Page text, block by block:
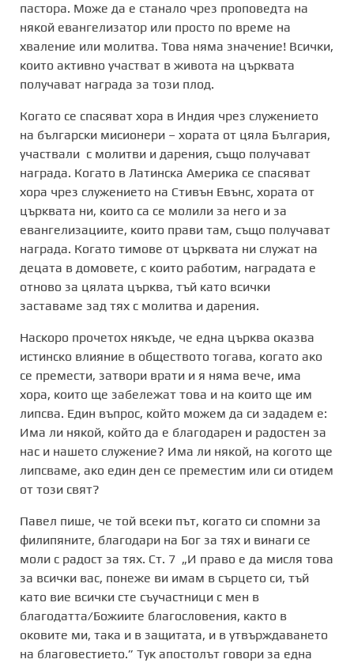
пастора. Може да е станало чрез проповедта на
някой евангелизатор или просто по време на
хваление или молитва. Това няма значение! Всички,
които активно участват в живота на църквата
получават награда за този плод.
Когато се спасяват хора в Индия чрез служението
на български мисионери – хората от цяла България,
участвали с молитви и дарения, също получават
награда. Когато в Латинска Америка се спасяват
хора чрез служението на Стивън Евънс, хората от
църквата ни, които са се молили за него и за
евангелизациите, които прави там, също получават
награда. Когато тимове от църквата ни служат на
децата в домовете, с които работим, наградата е
отново за цялата църква, тъй като всички
заставаме зад тях с молитва и дарения.
Наскоро прочетох някъде, че една църква оказва
истинско влияние в обществото тогава, когато ако
се премести, затвори врати и я няма вече, има
хора, които ще забележат това и на които ще им
липсва. Един въпрос, който можем да си зададем е:
Има ли някой, който да е благодарен и радостен за
нас и нашето служение? Има ли някой, на когото ще
липсваме, ако един ден се преместим или си отидем
от този свят?
Павел пише, че той всеки път, когато си спомни за
филипяните, благодари на Бог за тях и винаги се
моли с радост за тях. Ст. 7 „И право е да мисля това
за всички вас, понеже ви имам в сърцето си, тъй
като вие всички сте съучастници с мен в
благодатта/Божиите благословения, както в
оковите ми, така и в защитата, и в утвърждаването
на благовестието.” Тук апостолът говори за една